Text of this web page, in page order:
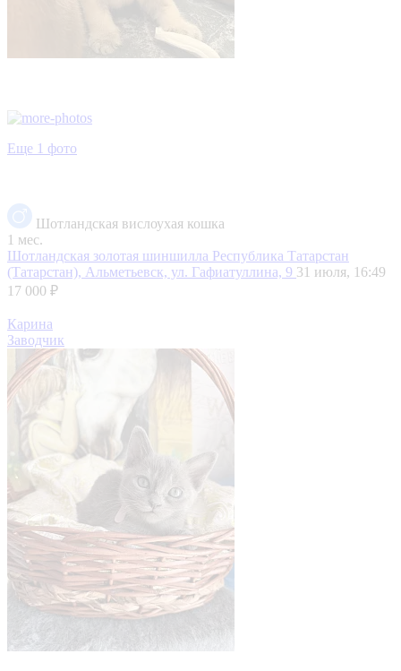
Еще 1 фото
Шотландская вислоухая кошка
1 мес.
Шотландская золотая шиншилла Республика Татарстан
(Татарстан), Альметьевск, ул. Гафиатуллина, 9 31 июля, 16:49
17 000 ₽
Карина
Заводчик